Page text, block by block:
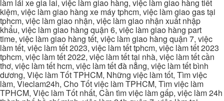
làm lái xe gia lai, việc làm giao hàng, việc làm giao hàng tiết
kiệm, việc làm giao hàng xe máy tphcm, việc làm giao gas tại
tphcm, việc làm giao nhận, việc làm giao nhận xuất nhập
khẩu, việc làm giao hàng quận 6, việc làm giao hàng part
time, việc làm giao hàng tết, việc làm giao hàng quận 7, việc
làm tết, việc làm tết 2023, việc làm tết tphcm, việc làm tết 2023
tphcm, việc làm tết 2022, việc làm tết tại nhà, việc làm tết cần
thơ, việc làm tết hcm, việc làm tết đà nẵng, việc làm tết bình
dương, Việc làm Tốt TPHCM, Những việc làm tốt, Tìm việc
làm, Vieclam24h, Cho Tốt việc làm TPHCM, Tìm việc làm
TPHCM, Việc làm Tốt nhất, Cần tìm việc làm gấp, việc làm 24h